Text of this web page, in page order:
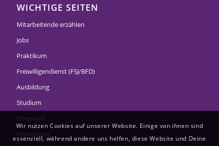
WICHTIGE SEITEN
Mitarbeitende erzählen
Jobs
Praktikum
Freiwilligendienst (FSJ/BFD)
Ausbildung
Studium
Ehrenamt
Impressum
Wir nutzen Cookies auf unserer Website. Einige von ihnen sind
essenziell, während andere uns helfen, diese Website und Deine